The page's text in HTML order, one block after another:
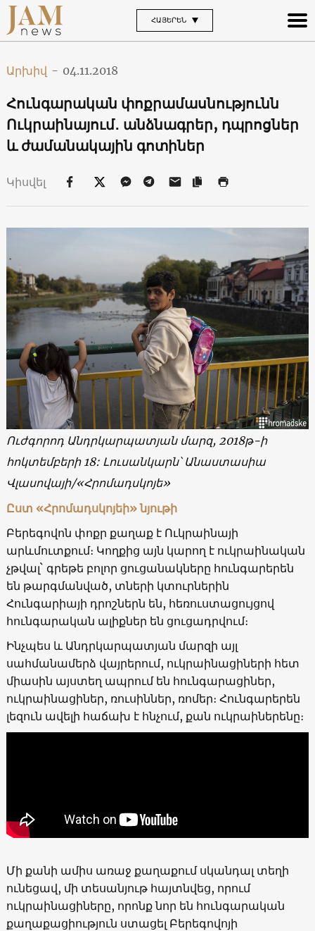
ՀԱՅԵՐԵՆ
Արխիվ - 04.11.2018
Հունգարական փոքրամասնությունն
Ուկրաինայում․ անձնագրեր, դպրոցներ
և ժամանակային գոտիներ
Կիսվել
Ուժգորոդ Անդրկարպատյան մարզ, 2018թ-ի
հոկտեմբերի 18: Լուսանկարն՝ Անաստասիա
Վլասովայի/«Հրոմադսկոյե»
Ըստ «Հրոմադսկոյեի» նյութի
Բերեգովոն փոքր քաղաք է Ուկրաինայի
արևմուտքում։ Կողքից այն կարող է ուկրաինական
չթվալ` գրեթե բոլոր ցուցանակները հունգարերեն
են թարգմանված, տների կտուրներին
Հունգարիայի դրոշներն են, հեռուստացույցով
հունգարական ալիքներ են ցուցադրվում։
Ինչպես և Անդրկարպատյան մարզի այլ
սահմանամերձ վայրերում, ուկրաինացիների հետ
միասին այստեղ ապրում են հունգարացիներ,
ուկրաինացիներ, ռուսիններ, ռոմեր։ Հունգարերեն
լեզուն ավելի հաճախ է հնչում, քան ուկրաիներենը։
Մի քանի ամիս առաջ քաղաքում սկանդալ տեղի
ունեցավ, մի տեսանյութ հայտնվեց, որում
ուկրաինացիները, որոնք նոր են հունգարական
քաղաքացիություն ստացել Բերեգովոյի